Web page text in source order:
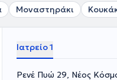
Μοναστηράκι
Ιατρείο 1
Ρενέ Πυώ 29, Νέος